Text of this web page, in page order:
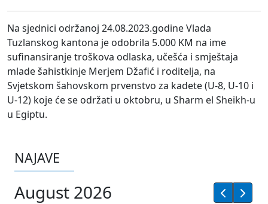
Na sjednici održanoj 24.08.2023.godine Vlada
Tuzlanskog kantona je odobrila 5.000 KM na ime
sufinansiranje troškova odlaska, učešća i smještaja
mlade šahistkinje Merjem Džafić i roditelja, na
Svjetskom šahovskom prvenstvo za kadete (U-8, U-10 i
U-12) koje će se održati u oktobru, u Sharm el Sheikh-u
u Egiptu.
NAJAVE
August 2026